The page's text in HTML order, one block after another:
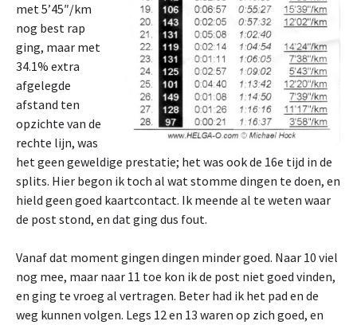
met 5’45″/km
nog best rap
ging, maar met
34.1% extra
afgelegde
afstand ten
opzichte van de
rechte lijn, was
het geen geweldige prestatie; het was ook de 16e tijd in de
splits. Hier begon ik toch al wat stomme dingen te doen, en
hield geen goed kaartcontact. Ik meende al te weten waar
de post stond, en dat ging dus fout.
Vanaf dat moment gingen dingen minder goed. Naar 10 viel
nog mee, maar naar 11 toe kon ik de post niet goed vinden,
en ging te vroeg al vertragen. Beter had ik het pad en de
weg kunnen volgen. Legs 12 en 13 waren op zich goed, en